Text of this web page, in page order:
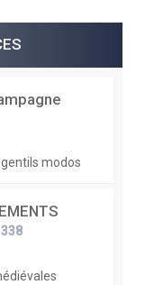
gentils modos